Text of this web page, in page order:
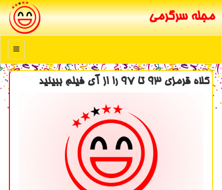
مجله سرگرمی
منو
كلاه قرمزی ۹۳ تا ۹۷ را از آی فیلم ببینید